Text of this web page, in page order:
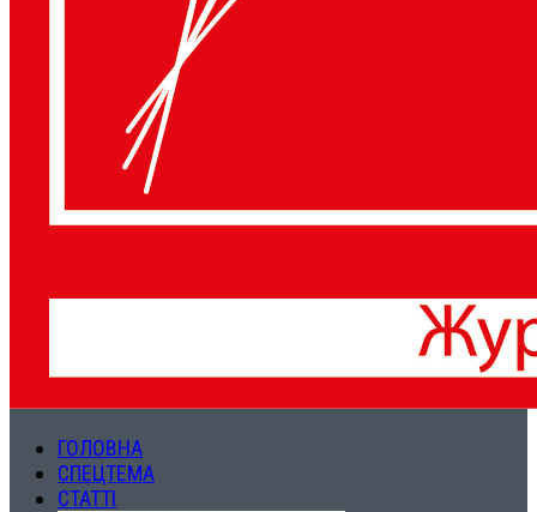
ГОЛОВНА
СПЕЦТЕМА
СТАТТІ